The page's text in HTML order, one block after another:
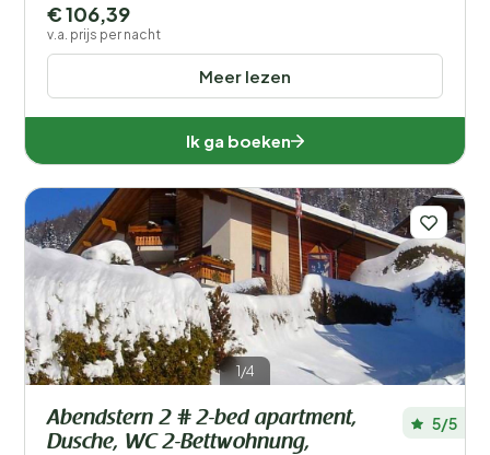
Meer lezen
€ 106,39
v.a. prijs per nacht
Ik ga boeken
1/4
Abendstern 2 # 2-bed apartment,
Dusche, WC 2-Bettwohnung,
5/5